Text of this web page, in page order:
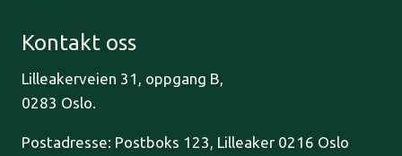
Kontakt oss
Lilleakerveien 31, oppgang B,
0283 Oslo.
Postadresse: Postboks 123, Lilleaker 0216 Oslo